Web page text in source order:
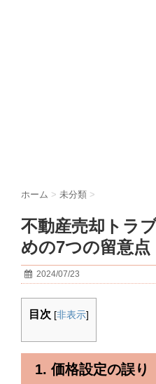
ホーム > 未分類 >
不動産売却トラ
めの7つの留意点
2024/07/23
目次 [非表示]
1. 価格設定の誤り